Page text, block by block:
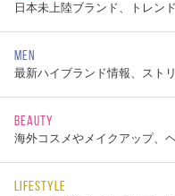
日本未上陸ブランド、トレン
MEN
最新ハイブランド情報、スト
BEAUTY
海外コスメやメイクアップ、
LIFESTYLE